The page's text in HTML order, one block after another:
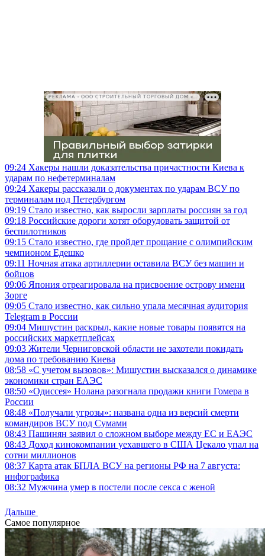
РЕКЛАМА • ООО СТРОИТЕЛЬНЫЙ ТОРГОВЫЙ ДОМ «ПЕТРОВИЧ», ИНН 7802348846
09:24 Хакеры нашли доказательства причастности Киева к
ударам по нефетерминалам
09:24 Хакеры рассказали о документах по ударам ВСУ по
терминалам под Петербургом
09:19 Стало известно, как выросли зарплаты россиян за год
09:18 Российские дороги хотят оборудовать защитой от
беспилотников
09:15 Стало известно, где пройдет прощание с олимпийским
чемпионом Едешко
09:11 Ночная атака артиллерии оставила ВСУ без машин и
бойцов
09:06 Япония отреагировала на присвоение острову имени
Зорге
09:05 Стало известно, как сильно упала месячная аудитория
Telegram в России
09:04 Мишустин раскрыл, какие новые товары появятся на
российских маркетплейсах
09:03 Жители Черниговской области не захотели покидать
дома по требованию Киева
08:58 «С учетом вызовов»: Мишустин высказался о динамике
экономики стран ЕАЭС
08:50 «Одиссея» Нолана разогнала продажи книги Гомера в
России
08:48 «Получали угрозы»: названа одна из версий смерти
командиров ВСУ под Сумами
08:43 Пашинян заявил о сложном выборе между ЕС и ЕАЭС
08:43 Доход кинокомпании уехавшего в США Цекало упал на
сотни миллионов
08:37 Карта атак БПЛА ВСУ на регионы РФ на 7 августа:
инфографика
08:32 Мужчина умер в постели после секса с женой
Дальше
Самое популярное